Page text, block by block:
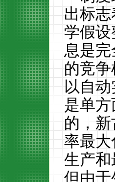
出标
学假
息是
的竞
以自
是单
的，
率最
生产
但由